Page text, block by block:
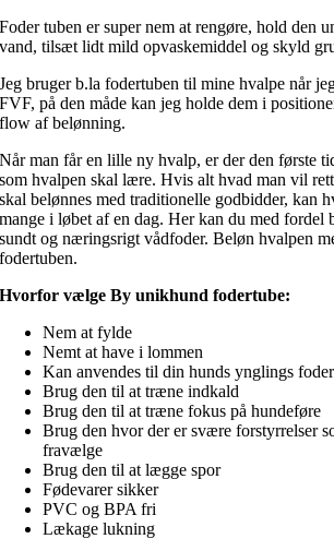
Foder tuben er super nem at rengøre, hold den
vand, tilsæt lidt mild opvaskemiddel og skyld
Jeg bruger b.la fodertuben til mine hvalpe når
FVF, på den måde kan jeg holde dem i
flow af belønning.
Når man får en lille ny hvalp, er der den første
som hvalpen skal lære. Hvis alt hvad man vil
skal belønnes med traditionelle godbidder, kan
mange i løbet af en dag. Her kan du med fordel
sundt og næringsrigt vådfoder. Beløn hvalpen
fodertuben.
Hvorfor vælge By unikhund fodertube:
Nem at fylde
Nemt at have i lommen
Kan anvendes til din hunds ynglings foder
Brug den til at træne indkald
Brug den til at træne fokus på hundeføre
Brug den hvor der er svære forstyrrelser
fravælge
Brug den til at lægge spor
Fødevarer sikker
PVC og BPA fri
Lækage lukning